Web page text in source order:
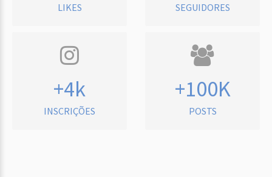
LIKES SEGUIDORES
+4k
INSCRIÇÕES
+100K
POSTS